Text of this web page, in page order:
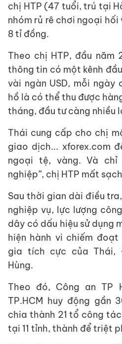
chị HTP (47 tuổi, trú tại
nhóm rủ rê chơi ngoại
8 tỉ đồng.
Theo chị HTP, đầu năm
thông tin có một kênh
vài ngàn USD, mỗi ngày
hồ là có thể thu được
tháng, đầu tư càng nhiều
Thái cung cấp cho chị
giao dịch... xforex.com
ngoại tệ, vàng. Và chỉ
nghiệp”, chị HTP mất
Sau thời gian dài điều
nghiệp vụ, lực lượng
dây có dấu hiệu sử dụng
hiện hành vi chiếm
gia tích cực của Thái,
Hùng.
Theo đó, Công an TP
TP.HCM huy động gần
chia thành 21 tổ công
tại 11 tỉnh, thành để triệt